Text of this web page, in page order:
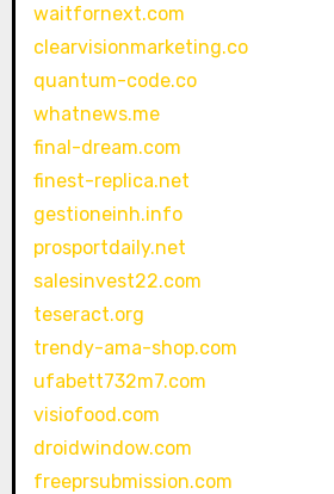
waitfornext.com
clearvisionmarketing.co
quantum-code.co
whatnews.me
final-dream.com
finest-replica.net
gestioneinh.info
prosportdaily.net
salesinvest22.com
teseract.org
trendy-ama-shop.com
ufabett732m7.com
visiofood.com
droidwindow.com
freeprsubmission.com